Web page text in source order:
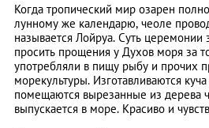
Когда тропический мир озарен
лунному же календарю, чеоле
называется Лойруа. Суть церемонии
просить прощения у Духов моря за
употребляли в пищу рыбу и прочих
морекультуры. Изготавливаются
помещаются вырезанные из дерева
выпускается в море. Красиво и